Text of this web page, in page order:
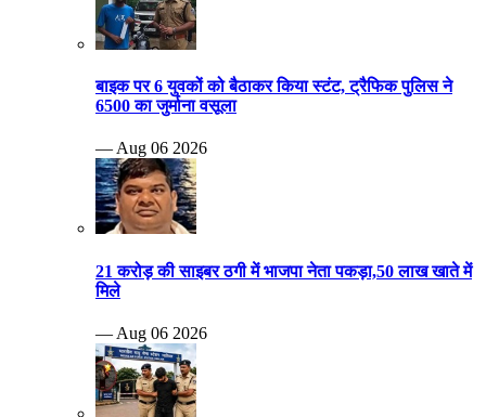
बाइक पर 6 युवकों को बैठाकर किया स्टंट, ट्रैफिक पुलिस ने
6500 का जुर्माना वसूला
— Aug 06 2026
21 करोड़ की साइबर ठगी में भाजपा नेता पकड़ा,50 लाख खाते में
मिले
— Aug 06 2026